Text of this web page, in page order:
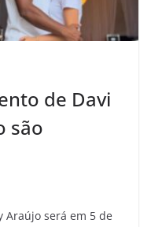
de Davi
são
Araújo será em 5 de